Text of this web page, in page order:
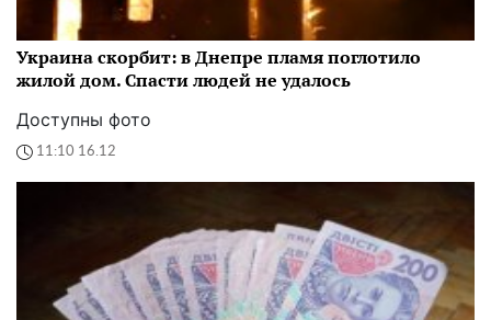
Украина скорбит: в Днепре пламя поглотило
жилой дом. Спасти людей не удалось
Доступны фото
11:10 16.12